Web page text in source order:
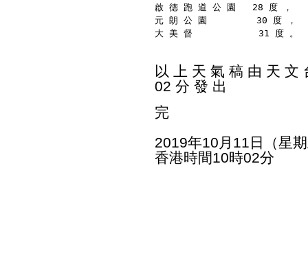
啟 德 跑 道 公 園   28 度 ，
元 朗 公 園         30 度 ，
大 美 督            31 度 。
以 上 天 氣 稿 由 天 文
02 分 發 出
完
2019年10月11日（星
香港時間10時02分